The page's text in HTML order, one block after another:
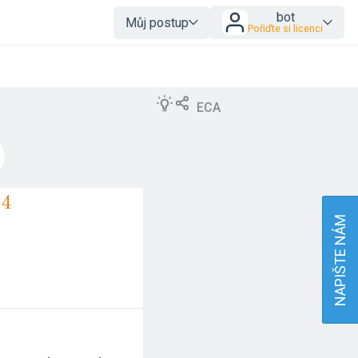
Můj postup bot
Pořiďte si licenci
ECA
4
NAPIŠTE NÁM